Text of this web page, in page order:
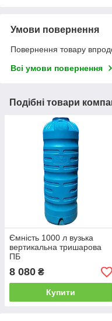
Умови повернення
Повернення товару
Всі умови повернення
Подібні товари
Ємність 1000 л вузька
вертикальна тришарова
ПБ
8 080 ₴
Купити